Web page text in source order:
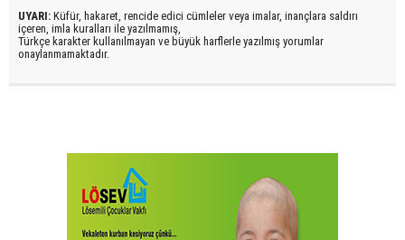
UYARI: Küfür, hakaret, rencide edici cümleler veya imalar, inançlara saldırı
içeren, imla kuralları ile yazılmamış,
Türkçe karakter kullanılmayan ve büyük harflerle yazılmış yorumlar
onaylanmamaktadır.